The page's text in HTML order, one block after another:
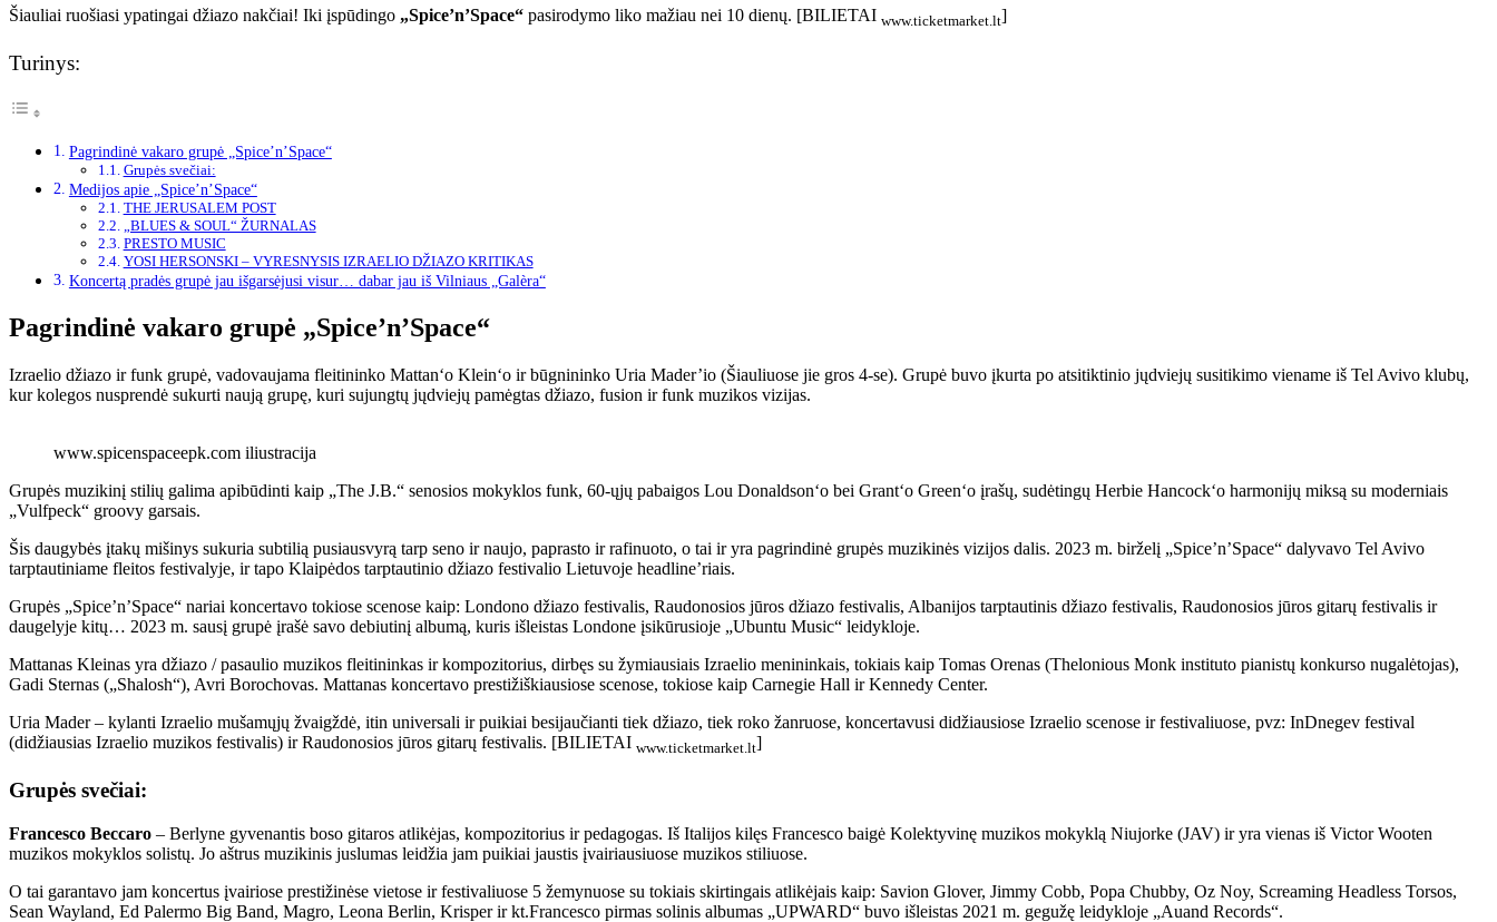
Šiauliai ruošiasi ypatingai džiazo nakčiai! Iki įspūdingo „Spice’n’Space“ pasirodymo liko mažiau nei 10 dienų. [BILIETAI www.ticketmarket.lt]
Turinys:
Pagrindinė vakaro grupė „Spice’n’Space“
Grupės svečiai:
Medijos apie „Spice’n’Space“
THE JERUSALEM POST
„BLUES & SOUL“ ŽURNALAS
PRESTO MUSIC
YOSI HERSONSKI – VYRESNYSIS IZRAELIO DŽIAZO KRITIKAS
Koncertą pradės grupė jau išgarsėjusi visur… dabar jau iš Vilniaus „Galèra“
Pagrindinė vakaro grupė „Spice’n’Space“
Izraelio džiazo ir funk grupė, vadovaujama fleitininko Mattan‘o Klein‘o ir būgnininko Uria Mader’io (Šiauliuose jie gros 4-se). Grupė buvo įkurta po atsitiktinio jųdviejų susitikimo viename iš Tel Avivo klubų,
kur kolegos nusprendė sukurti naują grupę, kuri sujungtų jųdviejų pamėgtas džiazo, fusion ir funk muzikos vizijas.
www.spicenspaceepk.com iliustracija
Grupės muzikinį stilių galima apibūdinti kaip „The J.B.“ senosios mokyklos funk, 60-ųjų pabaigos Lou Donaldson‘o bei Grant‘o Green‘o įrašų, sudėtingų Herbie Hancock‘o harmonijų miksą su moderniais
„Vulfpeck“ groovy garsais.
Šis daugybės įtakų mišinys sukuria subtilią pusiausvyrą tarp seno ir naujo, paprasto ir rafinuoto, o tai ir yra pagrindinė grupės muzikinės vizijos dalis. 2023 m. birželį „Spice’n’Space“ dalyvavo Tel Avivo
tarptautiniame fleitos festivalyje, ir tapo Klaipėdos tarptautinio džiazo festivalio Lietuvoje headline’riais.
Grupės „Spice’n’Space“ nariai koncertavo tokiose scenose kaip: Londono džiazo festivalis, Raudonosios jūros džiazo festivalis, Albanijos tarptautinis džiazo festivalis, Raudonosios jūros gitarų festivalis ir
daugelyje kitų… 2023 m. sausį grupė įrašė savo debiutinį albumą, kuris išleistas Londone įsikūrusioje „Ubuntu Music“ leidykloje.
Mattanas Kleinas yra džiazo / pasaulio muzikos fleitininkas ir kompozitorius, dirbęs su žymiausiais Izraelio menininkais, tokiais kaip Tomas Orenas (Thelonious Monk instituto pianistų konkurso nugalėtojas),
Gadi Sternas („Shalosh“), Avri Borochovas. Mattanas koncertavo prestižiškiausiose scenose, tokiose kaip Carnegie Hall ir Kennedy Center.
Uria Mader – kylanti Izraelio mušamųjų žvaigždė, itin universali ir puikiai besijaučianti tiek džiazo, tiek roko žanruose, koncertavusi didžiausiose Izraelio scenose ir festivaliuose, pvz: InDnegev festival
(didžiausias Izraelio muzikos festivalis) ir Raudonosios jūros gitarų festivalis. [BILIETAI www.ticketmarket.lt]
Grupės svečiai:
Francesco Beccaro – Berlyne gyvenantis boso gitaros atlikėjas, kompozitorius ir pedagogas. Iš Italijos kilęs Francesco baigė Kolektyvinę muzikos mokyklą Niujorke (JAV) ir yra vienas iš Victor Wooten
muzikos mokyklos solistų.​ Jo aštrus muzikinis juslumas leidžia jam puikiai jaustis įvairiausiuose muzikos stiliuose.
O tai garantavo jam koncertus įvairiose prestižinėse vietose ir festivaliuose 5 žemynuose su tokiais skirtingais atlikėjais kaip: Savion Glover, Jimmy Cobb, Popa Chubby, Oz Noy, Screaming Headless Torsos,
Sean Wayland, Ed Palermo Big Band, Magro, Leona Berlin, Krisper ir kt.​Francesco pirmas solinis albumas „UPWARD“ buvo išleistas 2021 m. gegužę leidykloje „Auand Records“.​